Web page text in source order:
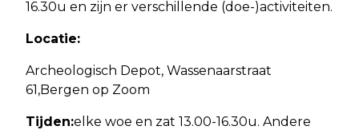
16.30u en zijn er verschillende (doe-)activiteiten.
Locatie:
Archeologisch Depot, Wassenaarstraat
61,Bergen op Zoom
Tijden:elke woe en zat 13.00-16.30u. Andere